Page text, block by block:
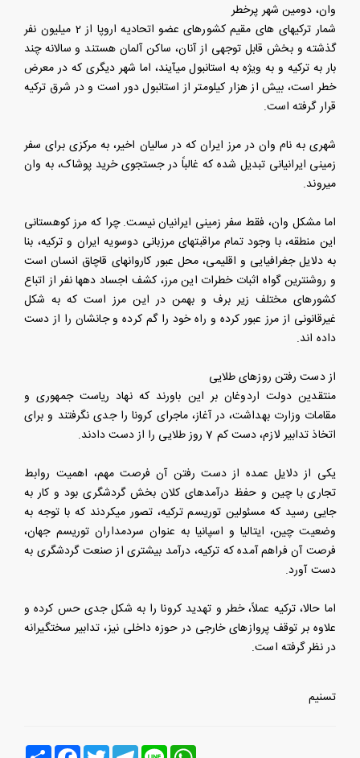
وان، دومین شهر پرخطر
شمار ترکیهای های مقیم کشورهای عضو اتحادیه اروپا از 2 میلیون نفر
گذشته و بخش قابل توجهی از آنان، ساکن آلمان هستند و سالانه چند
بار به ترکیه و به ویژه به استانبول میآیند، اما شهر دیگری که در معرض
خطر است، بیش از هزار کیلومتر از استانبول دور است و در شرق ترکیه
قرار گرفته است.
شهری به نام وان در مرز ایران که در سالیان اخیر، به مرکزی برای سفر
زمینی ایرانیانی تبدیل شده که غالباً در جستجوی خرید پوشاک، به وان
میروند.
اما مشکل وان، فقط سفر زمینی ایرانیان نیست. چرا که مرز کوهستانی
این منطقه، با وجود تمام مراقبتهای مرزبانی دوسویه ایران و ترکیه، بنا
به دلایل جغرافیایی و اقلیمی، محل عبور کاروانهای قاچاق انسان است
و روشنترین گواه اثبات خطرات این مرز، کشف اجساد دهها نفر از اتباع
کشورهای مختلف زیر برف و بهمن در این مرز است که به شکل
غیرقانونی از مرز عبور کرده و راه خود را گم کرده و جانشان را از دست
داده اند.
از دست رفتن روزهای طلایی
منتقدین دولت اردوغان بر این باورند که نهاد ریاست جمهوری و
مقامات وزارت بهداشت، در آغاز، ماجرای کرونا را جدی نگرفتند و برای
اتخاذ تدابیر لازم، دست کم 7 روز طلایی را از دست دادند.
یکی از دلایل عمده از دست رفتن آن فرصت مهم، اهمیت روابط
تجاری با چین و حفظ درآمدهای کلان بخش گردشگری بود و کار به
جایی رسید که مسئولین توریسم ترکیه، تصور میکردند که با توجه به
وضعیت چین، ایتالیا و اسپانیا به عنوان سردمداران توریسم جهان،
فرصت آن فراهم آمده که ترکیه، درآمد بیشتری از صنعت گردشگری به
دست آورد.
اما حالا، ترکیه عملاً، خطر و تهدید کرونا را به شکل جدی حس کرده و
علاوه بر توقف پروازهای خارجی در حوزه داخلی نیز، تدابیر سختگیرانه
در نظر گرفته است.
تسنیم
اشتراک
FacebookTwitter
Telegram Line
WhatsApp